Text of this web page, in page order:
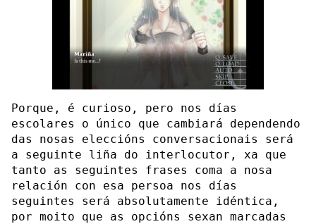
Porque, é curioso, pero nos días
escolares o único que cambiará dependendo
das nosas eleccións conversacionais será
a seguinte liña do interlocutor, xa que
tanto as seguintes frases coma a nosa
relación con esa persoa nos días
seguintes será absolutamente idéntica,
por moito que as opcións sexan marcadas